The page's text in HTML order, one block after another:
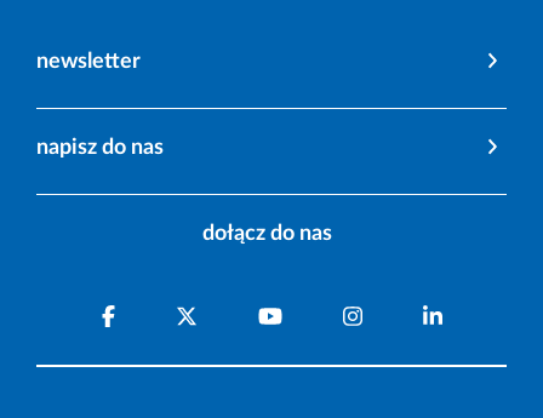
newsletter
napisz do nas
dołącz do nas